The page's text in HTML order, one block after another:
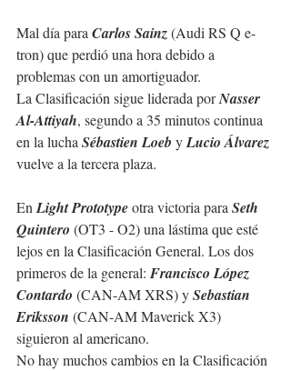
Mal día para Carlos Sainz (Audi RS Q e-
tron) que perdió una hora debido a
problemas con un amortiguador.
La Clasificación sigue liderada por Nasser
Al-Attiyah, segundo a 35 minutos continua
en la lucha Sébastien Loeb y Lucio Álvarez
vuelve a la tercera plaza.
En Light Prototype otra victoria para Seth
Quintero (OT3 - O2) una lástima que esté
lejos en la Clasificación General. Los dos
primeros de la general: Francisco López
Contardo (CAN-AM XRS) y Sebastian
Eriksson (CAN-AM Maverick X3)
siguieron al americano.
No hay muchos cambios en la Clasificación